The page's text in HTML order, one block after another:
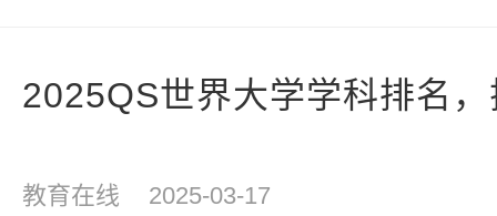
2025QS世界大学学科排名
教育在线 2025-03-17